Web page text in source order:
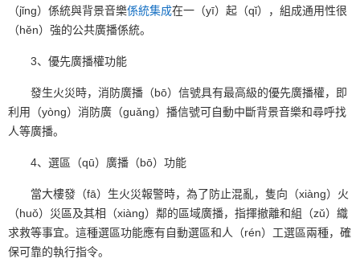
（jǐng）係統與背景音樂係統集成在一（yī）起（qǐ），組成通用性很
（hěn）強的公共廣播係統。
3、優先廣播權功能
發生火災時，消防廣播（bō）信號具有最高級的優先廣播權，即
利用（yòng）消防廣（guǎng）播信號可自動中斷背景音樂和尋呼找
人等廣播。
4、選區（qū）廣播（bō）功能
當大樓發（fā）生火災報警時，為了防止混亂，隻向（xiàng）火
（huǒ）災區及其相（xiàng）鄰的區域廣播，指揮撤離和組（zǔ）織
求救等事宜。這種選區功能應有自動選區和人（rén）工選區兩種，確
保可靠的執行指令。